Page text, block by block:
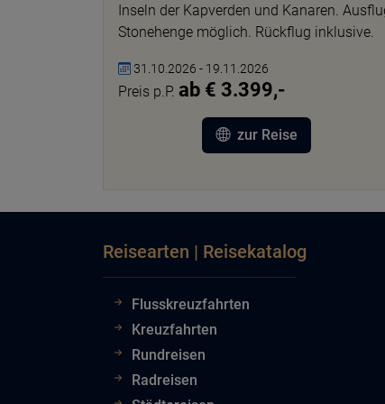
Inseln der Kapverden und Kanaren.
Stonehenge möglich. Rückflug inklusive.
31.10.2026 - 19.11.2026
Preis p.P. ab € 3.399,-
zur Reise
Reisearten | Reisekatalog
Flusskreuzfahrten
Kreuzfahrten
Rundreisen
Radreisen